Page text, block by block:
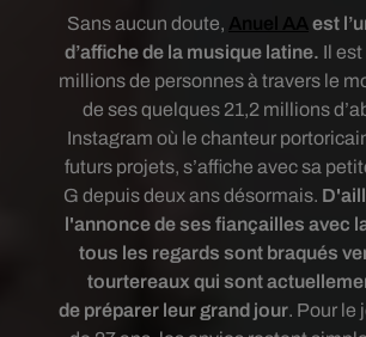
Sans aucun doute, Anuel AA est
d’affiche de la musique latine. Il
millions de personnes à travers le
de ses quelques 21,2 millions
Instagram où le chanteur
futurs projets, s’affiche avec sa
G depuis deux ans désormais.
l'annonce de ses fiançailles avec
tous les regards sont braqués
tourtereaux qui sont
de préparer leur grand jour. Pour le